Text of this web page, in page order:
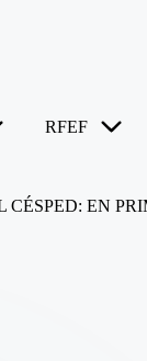
RFEF
CÉSPED: EN